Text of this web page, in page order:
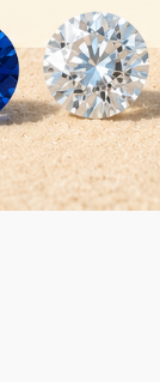
DETTAGLI